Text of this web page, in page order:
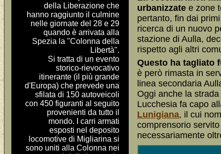
della Liberazione che
hanno raggiunto il culmine
nelle giornate del 28 e 29
quando è arrivata alla
Spezia la "Colonna della
Libertà".
Si tratta di un evento
storico-rievocativo
itinerante (il più grande
d'Europa) che prevede una
sfilata di 150 autoveicoli
con 450 figuranti al seguito
provenienti da tutto il
mondo. I carri armati
esposti nel deposito
locomotive di Migliarina si
sono uniti alla Colonna nei
urbanizzate e zone
pertanto, fin dai
ricerca di un nuovo
stazione di Aulla,
rispetto agli altri
Questo ha tagliato
è però rimasta in
linea secondaria
Oggi anche la
Lucchesia fa capo
Lunigiana, il cui
comprensorio
necessariamente